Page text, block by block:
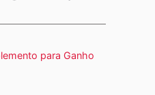
para Ganho